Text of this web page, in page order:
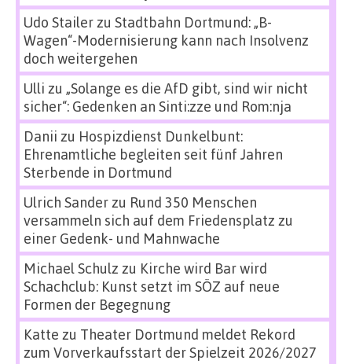
Udo Stailerzu Stadtbahn Dortmund: „B-
Wagen“-Modernisierung kann nach Insolvenz
doch weitergehen
Ulli zu „Solange es die AfD gibt, sind wir nicht
sicher“: Gedenken an Sinti:zze und Rom:nja
Danii zu Hospizdienst Dunkelbunt:
Ehrenamtliche begleiten seit fünf Jahren
Sterbende in Dortmund
Ulrich Sanderzu Rund 350 Menschen
versammeln sich auf dem Friedensplatz zu
einer Gedenk- und Mahnwache
Michael Schulz zu Kirche wird Bar wird
Schachclub: Kunst setzt im SÖZ auf neue
Formen der Begegnung
Katte zu Theater Dortmund meldet Rekord
zum Vorverkaufsstart der Spielzeit 2026/2027